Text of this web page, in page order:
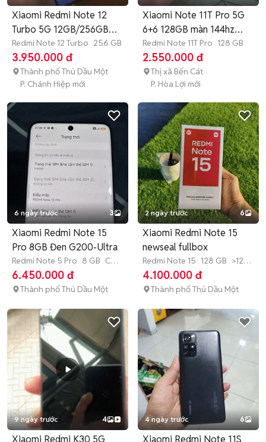
Xiaomi Redmi Note 12
Turbo 5G 12GB/256GB
Đen
Redmi Note 12 Turbo 256 GB
3.950.000 đ
Thành phố Thủ Dầu Một
P. Chánh Hiệp mới
Xiaomi Note 11T Pro 5G
6+6 128GB màn 144hz
2550
Redmi Note 11T Pro 128 GB
2.550.000 đ
Thị xã Bến Cát
P. Hòa Lợi mới
6 ngày trước 3
Xiaomi Redmi Note 15
Pro 8GB Đen G200-Ultra
Redmi Note 5 Pro 8 GB Còn
bảo hành
6.450.000 đ
Thành phố Thủ Dầu Một
2 ngày trước 6
Xiaomi Redmi Note 15
newseal fullbox
Redmi Note 15 128 GB >12
tháng
4.100.000 đ
Thành phố Thủ Dầu Một
9 ngày trước 4
Xiaomi Redmi K30 5G
4 ngày trước 6
Xiaomi Redmi Note 11S